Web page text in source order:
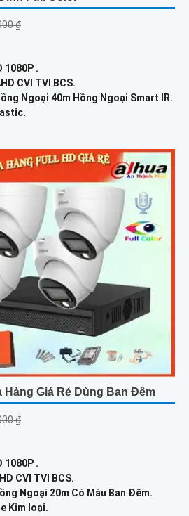
₫
1080P .
CVI TVI BCS.
Ngoại 40m Hồng Ngoại Smart IR.
Hàng Giá Rẻ Dùng Ban Đêm
₫
1080P .
CVI TVI BCS.
Ngoại 20m Có Màu Ban Ðêm.
Kim loại.